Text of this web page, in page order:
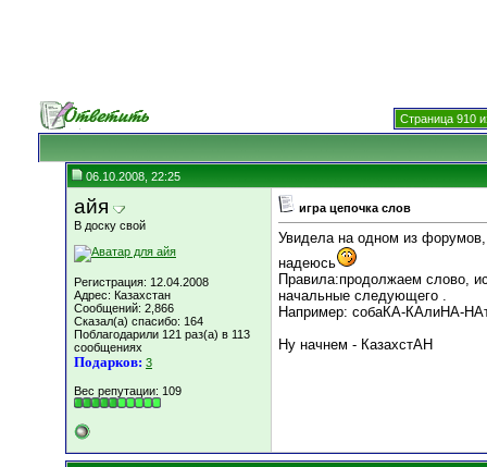
Страница 910
06.10.2008, 22:25
айя
В доску свой
Регистрация: 12.04.2008
Адрес: Казахстан
Сообщений: 2,866
Сказал(а) спасибо: 164
Поблагодарили 121 раз(а) в 113
сообщениях
Подарков: 3
Вес репутации: 109
игра цепочка слов
Увидела на одном из
надеюсь
Правила:продолжаем слово,
начальные следующего .
Например: собаКА-КАлиНА-
Ну начнем - КазахстАН